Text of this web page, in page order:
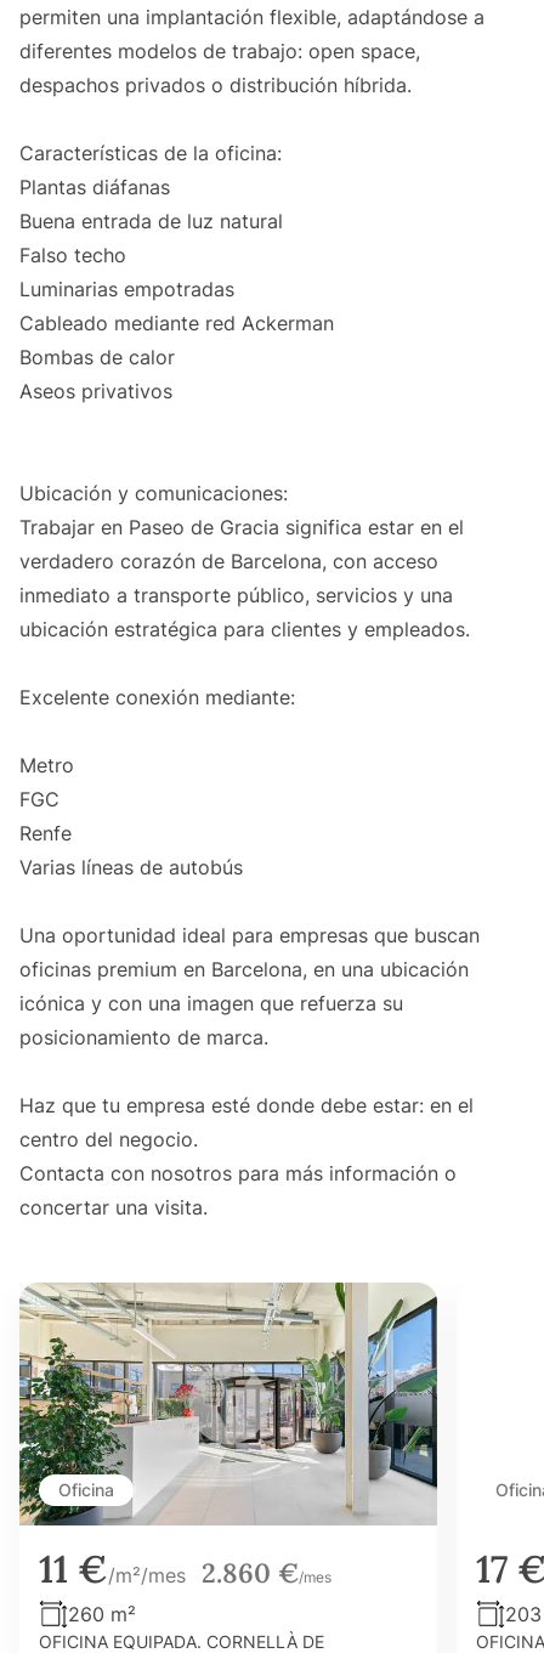
permiten una implantación flexible, adaptándose a
diferentes modelos de trabajo: open space,
despachos privados o distribución híbrida.
Características de la oficina:
Plantas diáfanas
Buena entrada de luz natural
Falso techo
Luminarias empotradas
Cableado mediante red Ackerman
Bombas de calor
Aseos privativos
Ubicación y comunicaciones:
Trabajar en Paseo de Gracia significa estar en el
verdadero corazón de Barcelona, con acceso
inmediato a transporte público, servicios y una
ubicación estratégica para clientes y empleados.
Excelente conexión mediante:
Metro
FGC
Renfe
Varias líneas de autobús
Una oportunidad ideal para empresas que buscan
oficinas premium en Barcelona, en una ubicación
icónica y con una imagen que refuerza su
posicionamiento de marca.
Haz que tu empresa esté donde debe estar: en el
centro del negocio.
Contacta con nosotros para más información o
concertar una visita.
Oficina
11 €/m²/mes 2.860 €/mes
260 m²
OFICINA EQUIPADA. CORNELLÀ DE
17